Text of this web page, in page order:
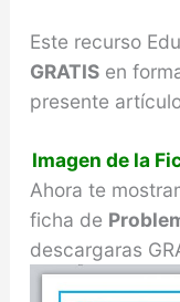
Este recurso
GRATISen
presente
Imagen de la
Ahora te
ficha de
descargaras